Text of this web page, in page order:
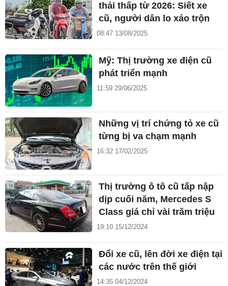
thải thấp từ 2026: Siết xe
cũ, người dân lo xáo trộn
08:47 13/08/2025
Mỹ: Thị trường xe điện cũ
phát triển mạnh
11:59 29/06/2025
Những vị trí chứng tỏ xe cũ
từng bị va chạm mạnh
16:32 17/02/2025
Thị trường ô tô cũ tấp nập
dịp cuối năm, Mercedes S
Class giá chỉ vài trăm triệu
19:10 15/12/2024
Đổi xe cũ, lên đời xe điện tại
các nước trên thế giới
14:35 04/12/2024